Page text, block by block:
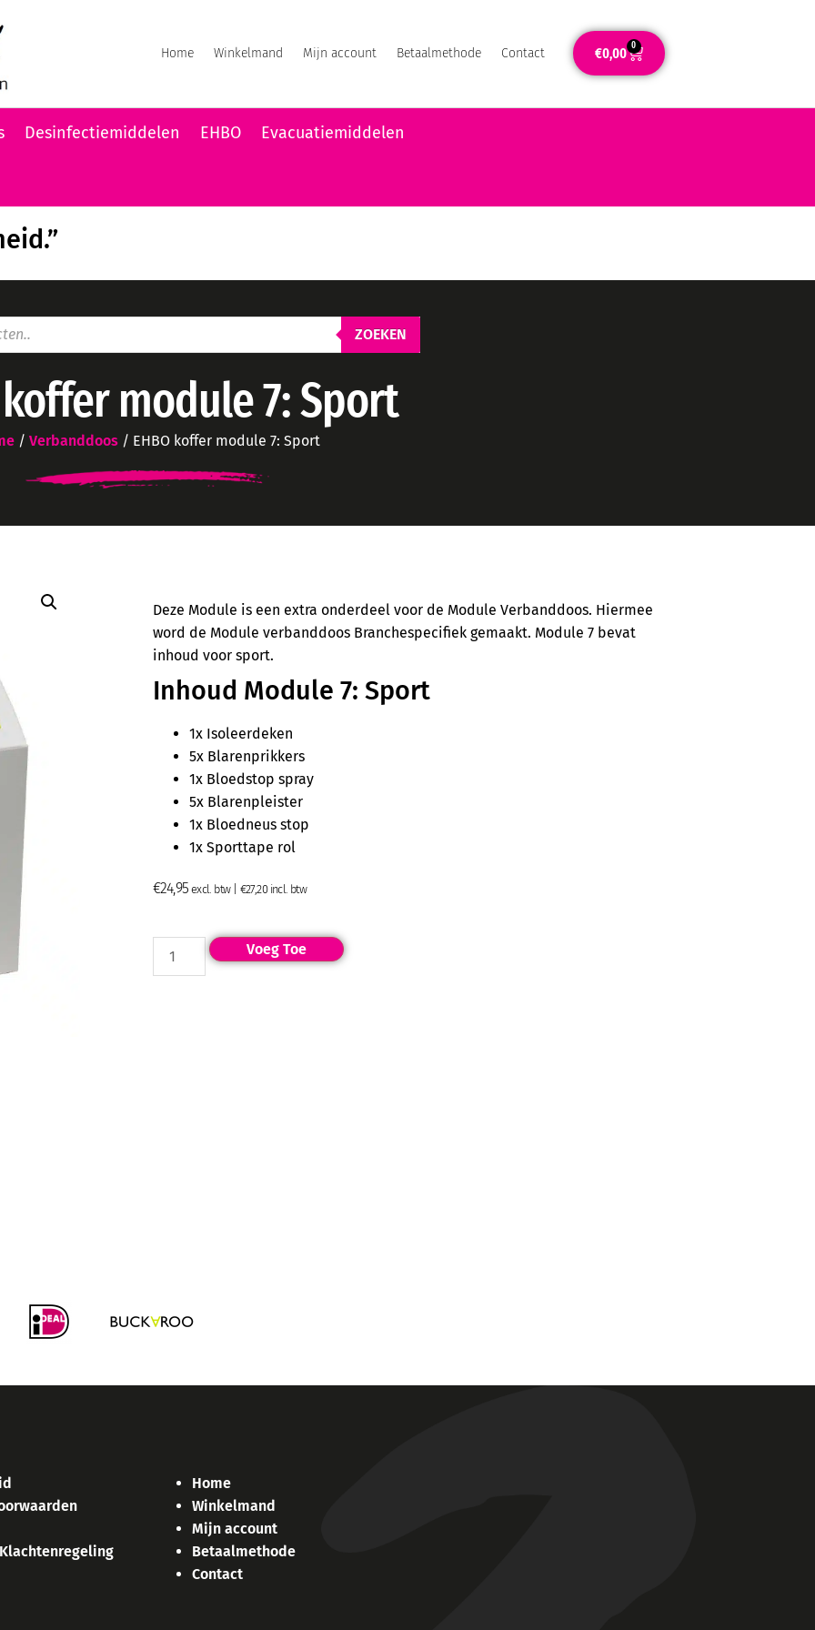
Home Winkelmand Mijn account Betaalmethode Contact €0,00 0
Desinfectiemiddelen EHBO Evacuatiemiddelen
ZOEKEN
koffer module 7: Sport
/ Verbanddoos/ EHBO koffer module 7: Sport
Deze Module is een extra onderdeel voor de Module Verbanddoos. Hiermee
word de Module verbanddoos Branchespecifiek gemaakt. Module 7 bevat
inhoud voor sport.
Inhoud Module 7: Sport
1x Isoleerdeken
5x Blarenprikkers
1x Bloedstop spray
5x Blarenpleister
1x Bloedneus stop
1x Sporttape rol
€24,95 excl. btw | €27,20incl. btw
Voeg Toe
Home
Winkelmand
Mijn account
Betaalmethode
Contact